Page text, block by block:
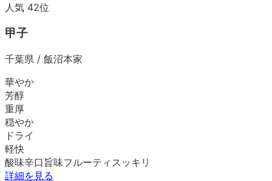
人気 42位
甲子
千葉県 / 飯沼本家
華やか
芳醇
重厚
穏やか
ドライ
軽快
酸味辛口 旨味フルーティ スッキリ
詳細を見る